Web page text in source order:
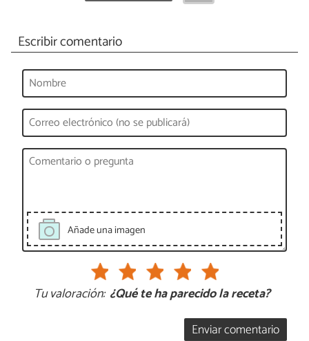
Escribir comentario
Añade una imagen
Tu valoración: ¿Qué te ha parecido la receta?
Enviar comentario